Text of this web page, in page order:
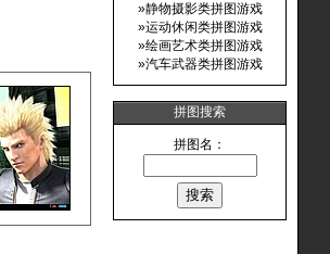
»静物摄影类拼图游戏
»运动休闲类拼图游戏
»绘画艺术类拼图游戏
»汽车武器类拼图游戏
拼图搜索
拼图名：